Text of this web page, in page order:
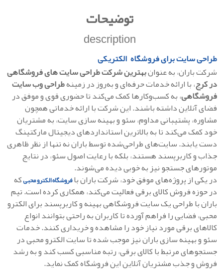
توضیحات
description
طراحی سایت برایفروشگاه الکتریکی
شرکت باران، به عنوانبهترین شرکت طراحی سایت‌ های فروشگاهی
در کرج، با ارائه خدمات حرفه‌ای و به‌روز در زمینهطراحی وب‌ سایت
فروشگاهی، به کسب‌وکارها کمک می‌کند تا حضوری قوی و موفق در
فضای آنلاین داشته باشند. این شرکت با ارائه خدماتی همچون
مشاوره، پشتیبانی مداوم، سئو و بهینه‌ سازی سایت، به مشتریان
خود کمک می‌کند تا به بالاترین استانداردهای دیجیتال مارکتینگ
دست یابند. سایت‌های طراحی‌شده توسط باران نه تنها از نظر ظاهری
جذاب و کاربرپسند هستند، بلکه با رعایت اصول سئو، در نتایج
موتورهای جستجو نیز به خوبی دیده می‌شوند.
در یکی از پروژه‌های موفق خود، شرکت باران بافروشگاه الکترو محبیکه
در حوزه فروش کالای برقی فعالیت می‌کند، همکاری کرده است. تیم
باران با طراحی یک سایت فروشگاهی بهینه و کاربرپسند برای الکترو
محبی، فضایی را فراهم آورده تا کاربران به راحتی بتوانند انواع
کالاهای برقی مورد نیاز خود را مشاهده و خریداری کنند. خدمات
سئو و بهینه‌ سازی باران نیز موجب شده تا سایت الکترو محبی در
جستجوهای مرتبط با کالای برقی، رتبه مناسبی کسب کند و به رشد
فروش و جذب مشتریان آنلاین این فروشگاه کمک نماید.